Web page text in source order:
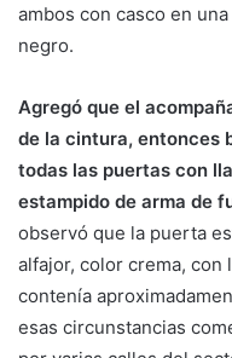
ambos con casco en
negro.
Agregó que el
de la cintura, entonces
todas las puertas con
estampido de arma de
observó que la puerta
alfajor, color crema, con
contenía
esas circunstancias